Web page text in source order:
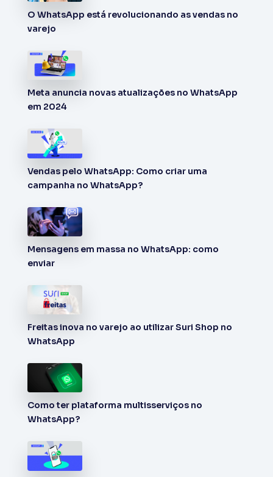
O WhatsApp está revolucionando as vendas no
varejo
Meta anuncia novas atualizações no WhatsApp
em 2024
Vendas pelo WhatsApp: Como criar uma
campanha no WhatsApp?
Mensagens em massa no WhatsApp: como
enviar
Freitas inova no varejo ao utilizar Suri Shop no
WhatsApp
Como ter plataforma multisserviços no
WhatsApp?